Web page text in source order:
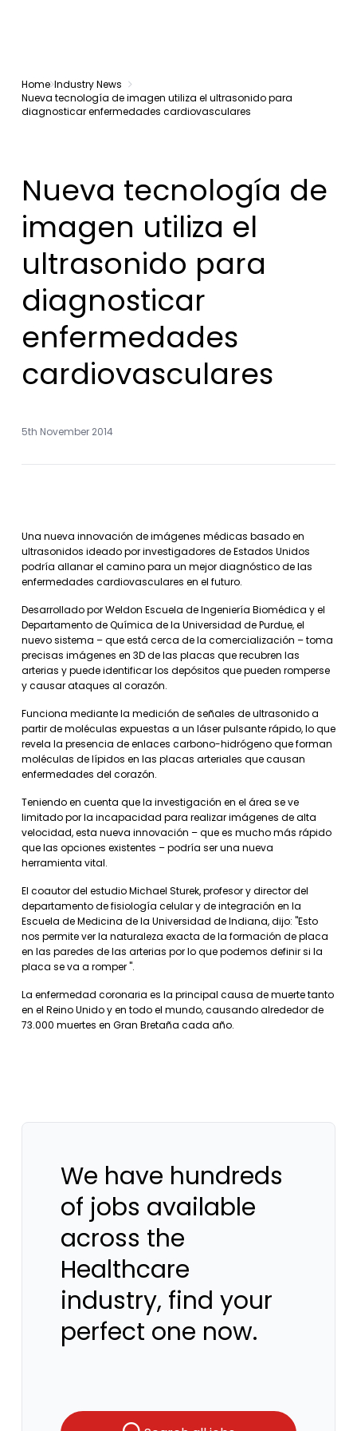
Home Industry News
Nueva tecnología de imagen utiliza el ultrasonido para
diagnosticar enfermedades cardiovasculares
Nueva tecnología de
imagen utiliza el
ultrasonido para
diagnosticar
enfermedades
cardiovasculares
5th November 2014
Una nueva innovación de imágenes médicas basado en
ultrasonidos ideado por investigadores de Estados Unidos
podría allanar el camino para un mejor diagnóstico de las
enfermedades cardiovasculares en el futuro.
Desarrollado por Weldon Escuela de Ingeniería Biomédica y el
Departamento de Química de la Universidad de Purdue, el
nuevo sistema – que está cerca de la comercialización – toma
precisas imágenes en 3D de las placas que recubren las
arterias y puede identificar los depósitos que pueden romperse
y causar ataques al corazón.
Funciona mediante la medición de señales de ultrasonido a
partir de moléculas expuestas a un láser pulsante rápido, lo que
revela la presencia de enlaces carbono-hidrógeno que forman
moléculas de lípidos en las placas arteriales que causan
enfermedades del corazón.
Teniendo en cuenta que la investigación en el área se ve
limitado por la incapacidad para realizar imágenes de alta
velocidad, esta nueva innovación – que es mucho más rápido
que las opciones existentes – podría ser una nueva
herramienta vital.
El coautor del estudio Michael Sturek, profesor y director del
departamento de fisiología celular y de integración en la
Escuela de Medicina de la Universidad de Indiana, dijo: "Esto
nos permite ver la naturaleza exacta de la formación de placa
en las paredes de las arterias por lo que podemos definir si la
placa se va a romper ".
La enfermedad coronaria es la principal causa de muerte tanto
en el Reino Unido y en todo el mundo, causando alrededor de
73.000 muertes en Gran Bretaña cada año.
We have hundreds
of jobs available
across the
Healthcare
industry, find your
perfect one now.